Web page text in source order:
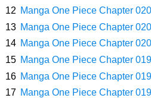
Lakukan
7 Fakta Gaban One Piece, Orang Yang
Milik Loki
Manga One Piece Chapter
Manga One Piece Chapter
Manga One Piece Chapter
Manga One Piece Chapter
Manga One Piece Chapter
Manga One Piece Chapter